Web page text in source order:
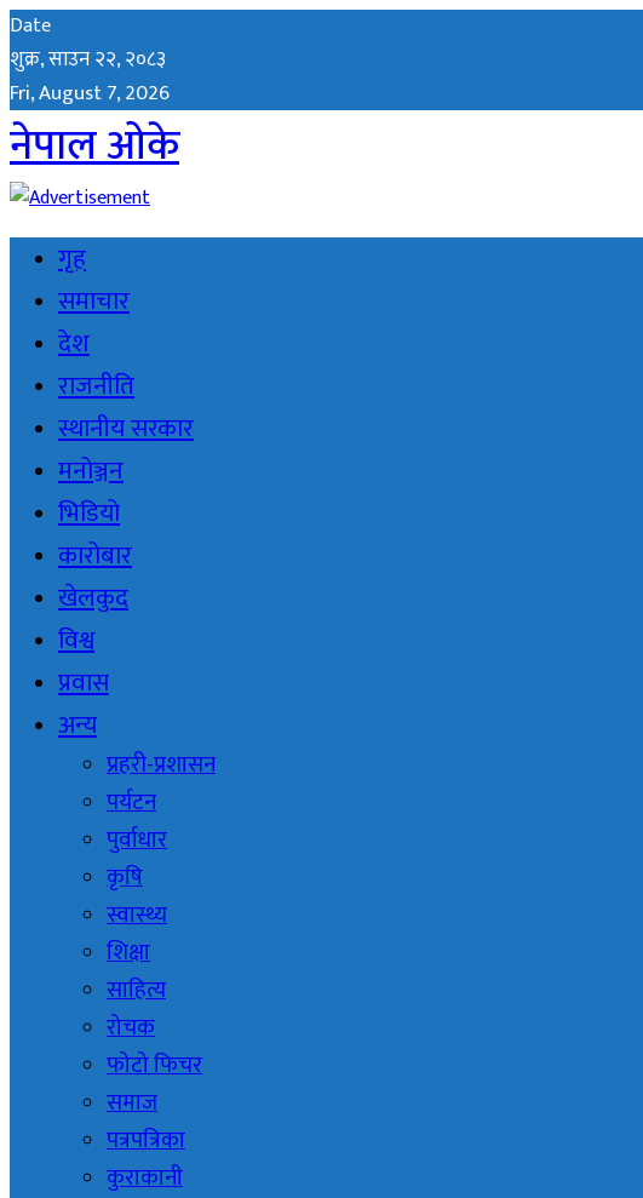
Date
शुक्र, साउन २२, २०८३
Fri, August 7, 2026
नेपाल ओके
गृह
समाचार
देश
राजनीति
स्थानीय सरकार
मनोञ्जन
भिडियो
कारोबार
खेलकुद
विश्व
प्रवास
अन्य
प्रहरी-प्रशासन
पर्यटन
पुर्वाधार
कृषि
स्वास्थ्य
शिक्षा
साहित्य
रोचक
फोटो फिचर
समाज
पत्रपत्रिका
कुराकानी